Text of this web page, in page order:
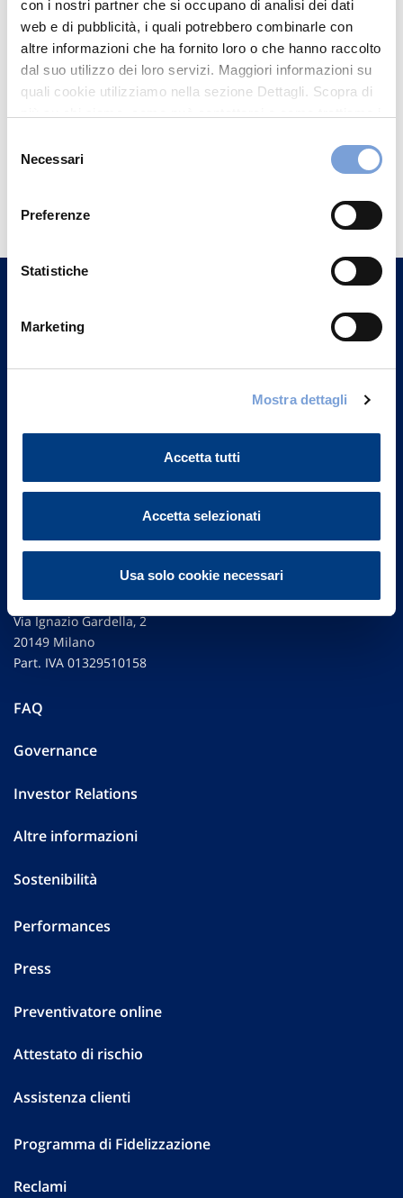
con i nostri partner che si occupano di analisi dei dati
web e di pubblicità, i quali potrebbero combinarle con
altre informazioni che ha fornito loro o che hanno raccolto
dal suo utilizzo dei loro servizi. Maggiori informazioni su
quali cookie utilizziamo nella sezione Dettagli. Scopra di
può trovare nel footer del sito nella sezione "Informativa
delNecessari
Preferenze
Statistiche
Marketing
Mostra dettagli
Accetta tutti
Accetta selezionati
Usa solo cookie necessari
informazioni?
un nostro Agente.
Contattaci
Vittoria Assicurazioni S.p.A.
Via Ignazio Gardella, 2
20149 Milano
Part. IVA 01329510158
FAQ
Governance
Investor Relations
Altre informazioni
Sostenibilità
Performances
Press
Preventivatore online
Attestato di rischio
Assistenza clienti
Programma di Fidelizzazione
Reclami